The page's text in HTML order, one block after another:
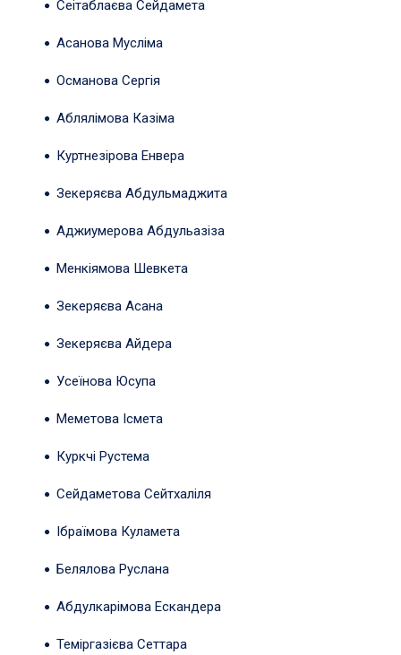
Сеітаблаєва Сейдамета
Асанова Мусліма
Османова Сергія
Аблялімова Казіма
Куртнезірова Енвера
Зекеряєва Абдульмаджита
Аджиумерова Абдульазіза
Менкіямова Шевкета
Зекеряєва Асана
Зекеряєва Айдера
Усеїнова Юсупа
Меметова Ісмета
Куркчі Рустема
Сейдаметова Сейтхаліля
Ібраїмова Куламета
Белялова Руслана
Абдулкарімова Ескандера
Теміргазієва Сеттара